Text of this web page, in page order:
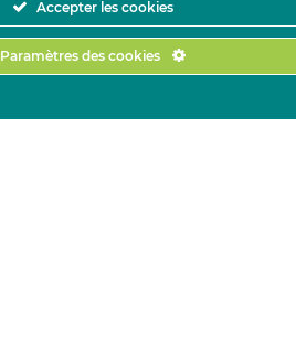
Accepter les cookies
Paramètres des cookies